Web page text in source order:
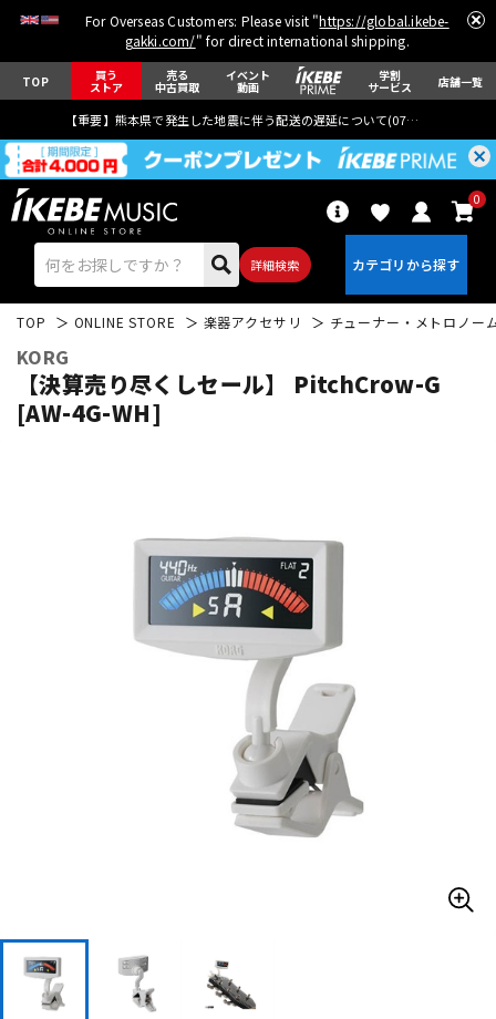
For Overseas Customers: Please visit "https://global.ikebe-
gakki.com/" for direct international shipping.
TOP 買う
ストア
売る
中古買取
イベント
動画
学割
サービス 店舗一覧
【重要】熊本県で発生した地震に伴う配送の遅延について(07月29日
詳細検索
0
電子ピアノ
その他楽器
DTM オンライン納品
TOP ONLINE STORE 楽器アクセサリ チューナー・メトロノー
KORG
【決算売り尽くしセール】 PitchCrow-G
[AW-4G-WH]